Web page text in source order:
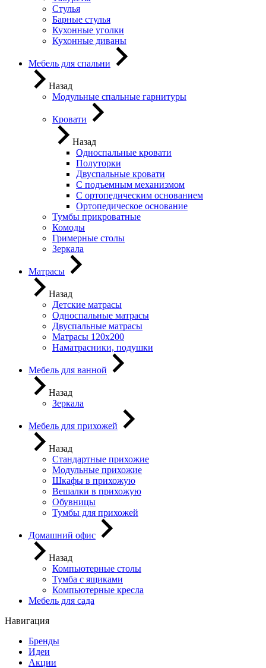
Стулья
Барные стулья
Кухонные уголки
Кухонные диваны
Мебель для спальни
Назад
Модульные спальные гарнитуры
Кровати
Назад
Односпальные кровати
Полуторки
Двуспальные кровати
С подъемным механизмом
С ортопедическим основанием
Ортопедическое основание
Тумбы прикроватные
Комоды
Гримерные столы
Зеркала
Матрасы
Назад
Детские матрасы
Односпальные матрасы
Двуспальные матрасы
Матрасы 120х200
Наматрасники, подушки
Мебель для ванной
Назад
Зеркала
Мебель для прихожей
Назад
Стандартные прихожие
Модульные прихожие
Шкафы в прихожую
Вешалки в прихожую
Обувницы
Тумбы для прихожей
Домашний офис
Назад
Компьютерные столы
Тумба с ящиками
Компьютерные кресла
Мебель для сада
Навигация
Бренды
Идеи
Акции